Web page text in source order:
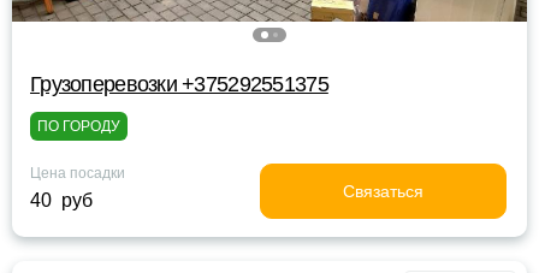
Грузоперевозки +375292551375
ПО ГОРОДУ
Цена посадки
40 руб Связаться